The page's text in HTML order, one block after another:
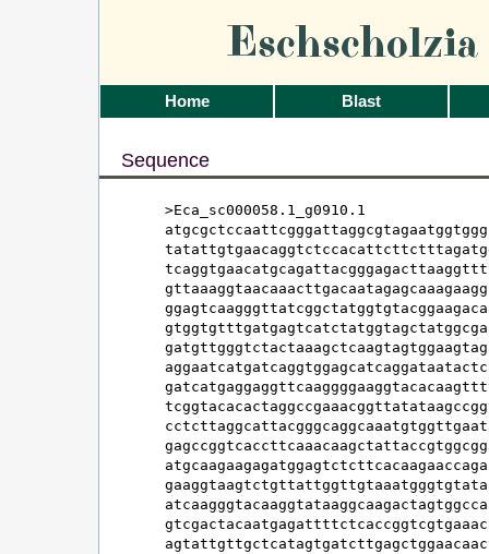
Home Blast
Sequence
>Eca_sc000058.1_g0910.1